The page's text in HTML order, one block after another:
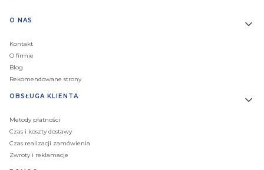
Linki w stopce
O NAS
Kontakt
O firmie
Blog
Rekomendowane strony
OBSŁUGA KLIENTA
Metody płatności
Czas i koszty dostawy
Czas realizacji zamówienia
Zwroty i reklamacje